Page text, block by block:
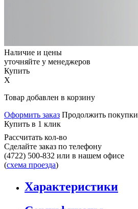
Наличие и цены
уточняйте у менеджеров
Купить
X
Товар добавлен в корзину
Оформить заказ Продолжить покупки
Купить в 1 клик
Рассчитать кол-во
Сделайте заказ по телефону
(4722) 500-832 или в нашем офисе
(схема проезда)
Характеристики